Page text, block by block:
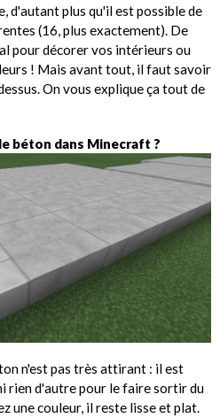
d'autant plus qu'il est possible de
(16, plus exactement). De
pour décorer vos intérieurs ou
! Mais avant tout, il faut savoir
On vous explique ça tout de
béton dans Minecraft ?
n'est pas très attirant : il est
rien d'autre pour le faire sortir du
une couleur, il reste lisse et plat.